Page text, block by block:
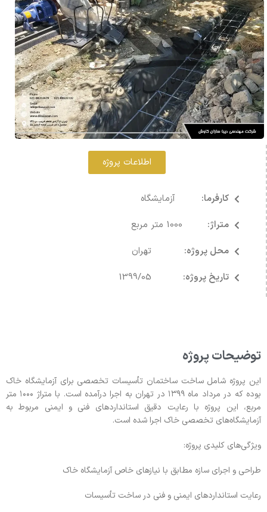
اطلاعات پروژه
کارفرما:
آزمایشگاه
متراژ:
1000 متر مربع
محل پروژه:
تهران
تاریخ پروژه:
1399/05
توضیحات پروژه
این پروژه شامل ساخت ساختمان تأسیسات تخصصی برای آزمایشگاه خاک
بوده که در مرداد ماه ۱۳۹۹ در تهران به اجرا درآمده است. با متراژ ۱۰۰۰ متر
مربع، این پروژه با رعایت دقیق استانداردهای فنی و ایمنی مربوط به
آزمایشگاه‌های تخصصی خاک اجرا شده است.
ویژگی‌های کلیدی پروژه:
طراحی و اجرای سازه مطابق با نیازهای خاص آزمایشگاه خاک
رعایت استانداردهای ایمنی و فنی در ساخت تأسیسات